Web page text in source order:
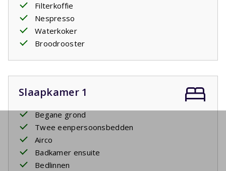
Filterkoffie
Nespresso
Waterkoker
Broodrooster
Slaapkamer 1
Begane grond
Twee eenpersoonsbedden
Airco
Badkamer ensuite
Bedlinnen